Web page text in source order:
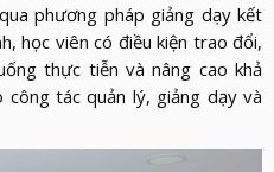
phương pháp giảng dạy kết
học viên có điều kiện trao đổi,
thực tiễn và nâng cao khả
tác quản lý, giảng dạy và